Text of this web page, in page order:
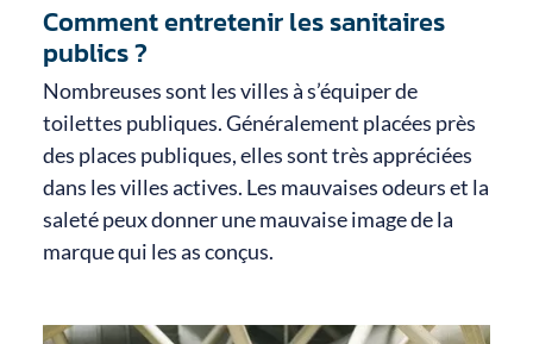
Comment entretenir les sanitaires
publics ?
Nombreuses sont les villes à s’équiper de
toilettes publiques. Généralement placées près
des places publiques, elles sont très appréciées
dans les villes actives. Les mauvaises odeurs et la
saleté peux donner une mauvaise image de la
marque qui les as conçus.